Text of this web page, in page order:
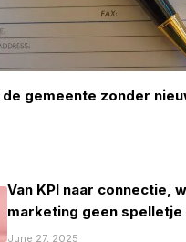
gemeente zonder
Van KPI naar connectie,
marketing geen
mag zijn
June 27, 2025